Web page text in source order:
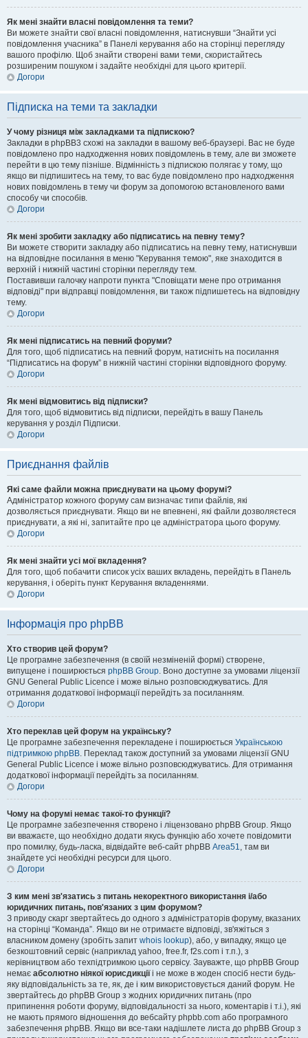
Як мені знайти власні повідомлення та теми?
Ви можете знайти свої власні повідомлення, натиснувши “Знайти усі
повідомлення учасника” в Панелі керування або на сторінці перегляду
вашого профілю. Щоб знайти створені вами теми, скористайтесь
розширеним пошуком і задайте необхідні для цього критерії.
Догори
Підписка на теми та закладки
У чому різниця між закладками та підпискою?
Закладки в phpBB3 схожі на закладки в вашому веб-браузері. Вас не буде
повідомлено про надходження нових повідомлень в тему, але ви зможете
перейти в цю тему пізніше. Відмінність з підпискою полягає у тому, що
якщо ви підпишитесь на тему, то вас буде повідомлено про надходження
нових повідомлень в тему чи форум за допомогою встановленого вами
способу чи способів.
Догори
Як мені зробити закладку або підписатись на певну тему?
Ви можете створити закладку або підписатись на певну тему, натиснувши
на відповідне посилання в меню "Керування темою", яке знаходится в
верхній і нижній частині сторінки перегляду тем.
Поставивши галочку напроти пункта "Сповіщати мене про отримання
відповіді" при відправці повідомлення, ви також підпишетесь на відповідну
тему.
Догори
Як мені підписатись на певний форуми?
Для того, щоб підписатись на певний форум, натисніть на посилання
“Підписатись на форум” в нижній частині сторінки відповідного форуму.
Догори
Як мені відмовитись від підписки?
Для того, щоб відмовитись від підписки, перейдіть в вашу Панель
керування у розділ Підписки.
Догори
Приєднання файлів
Які саме файли можна приєднувати на цьому форумі?
Адміністратор кожного форуму сам визначає типи файлів, які
дозволяється приєднувати. Якщо ви не впевнені, які файли дозволяєтеся
приєднувати, а які ні, запитайте про це адміністратора цього форуму.
Догори
Як мені знайти усі мої вкладення?
Для того, щоб побачити список усіх ваших вкладень, перейдіть в Панель
керування, і оберіть пункт Керування вкладеннями.
Догори
Інформація про phpBB
Хто створив цей форум?
Це програмне забезпечення (в своїй незміненій формі) створене,
випущене і поширюється phpBB Group. Воно доступне за умовами ліцензії
GNU General Public Licence і може вільно розповсюджуватись. Для
отримання додаткової інформації перейдіть за посиланням.
Догори
Хто переклав цей форум на українську?
Це програмне забезпечення перекладене і поширюється Українською
підтримкою phpBB. Переклад також доступний за умовами ліцензії GNU
General Public Licence і може вільно розповсюджуватись. Для отримання
додаткової інформації перейдіть за посиланням.
Догори
Чому на форумі немає такої-то функції?
Це програмне забезпечення створено і ліцензовано phpBB Group. Якщо
ви вважаєте, що необхідно додати якусь функцію або хочете повідомити
про помилку, будь-ласка, відвідайте веб-сайт phpBB Area51, там ви
знайдете усі необхідні ресурси для цього.
Догори
З ким мені зв'язатись з питань некоректного використання і/або
юридичних питань, пов'язаних з цим форумом?
З приводу скарг звертайтесь до одного з адміністраторів форуму, вказаних
на сторінці “Команда”. Якщо ви не отримаєте відповіді, зв'яжіться з
власником домену (зробіть запит whois lookup), або, у випадку, якщо це
безкоштовний сервіс (наприклад yahoo, free.fr, f2s.com і т.п.), з
керівництвом або техпідтримкою цього сервісу. Зауважте, що phpBB Group
немає абсолютно ніякої юрисдикціїі не може в жоден спосіб нести будь-
яку відповідальність за те, як, де і ким використовується даний форум. Не
звертайтесь до phpBB Group з жодних юридичних питань (про
припинення роботи форуму, відповідальності за нього, коментарів і т.і.), які
не мають прямого відношення до вебсайту phpbb.com або програмного
забезпечення phpBB. Якщо ви все-таки надішлете листа до phpBB Group з